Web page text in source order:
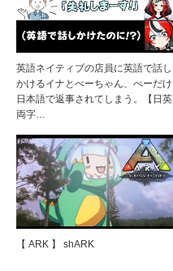
英語ネイティブの店員に英語で話し
かけるイナとべーちゃん、べーだけ
日本語で返事されてしまう。【日英
両字…
【 ARK 】 shARK